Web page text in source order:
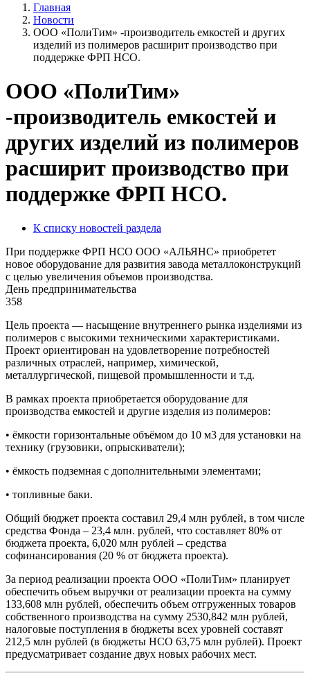
Главная
Новости
ООО «ПолиТим» -производитель емкостей и других
изделий из полимеров расширит производство при
поддержке ФРП НСО.
ООО «ПолиТим»
-производитель емкостей и
других изделий из полимеров
расширит производство при
поддержке ФРП НСО.
К списку новостей раздела
При поддержке ФРП НСО ООО «АЛЬЯНС» приобретет
новое оборудование для развития завода металлоконструкций
с целью увеличения объемов производства.
День предпринимательства
358
Цель проекта — насыщение внутреннего рынка изделиями из
полимеров с высокими техническими характеристиками.
Проект ориентирован на удовлетворение потребностей
различных отраслей, например, химической,
металлургической, пищевой промышленности и т.д.
В рамках проекта приобретается оборудование для
производства емкостей и другие изделия из полимеров:
• ёмкости горизонтальные объёмом до 10 м3 для установки на
технику (грузовики, опрыскиватели);
• ёмкость подземная с дополнительными элементами;
• топливные баки.
Общий бюджет проекта составил 29,4 млн рублей, в том числе
средства Фонда – 23,4 млн. рублей, что составляет 80% от
бюджета проекта, 6,020 млн рублей – средства
софинансирования (20 % от бюджета проекта).
За период реализации проекта ООО «ПолиТим» планирует
обеспечить объем выручки от реализации проекта на сумму
133,608 млн рублей, обеспечить объем отгруженных товаров
собственного производства на сумму 2530,842 млн рублей,
налоговые поступления в бюджеты всех уровней составят
212,5 млн рублей (в бюджеты НСО 63,75 млн рублей). Проект
предусматривает создание двух новых рабочих мест.